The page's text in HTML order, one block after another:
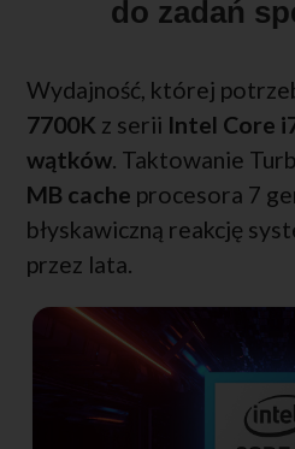
do zadań
Wydajność, której
7700K z serii Intel Core
wątków. Taktowanie
MB cache procesora 7
błyskawiczną reakcję
przez lata.